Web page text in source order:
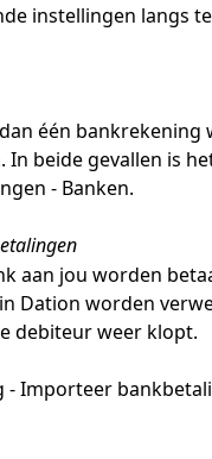
instellingen langs
één
In beide gevallen is
- Banken.
aan jou worden
Dation worden
debiteur weer klopt.
- Importeer